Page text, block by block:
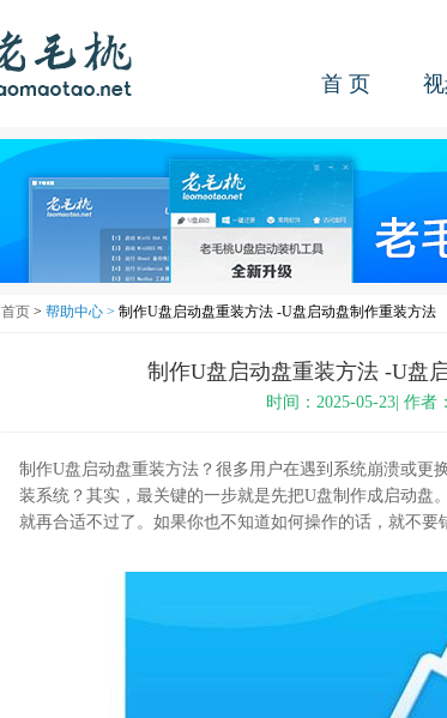
首 页
首页 > 帮助中心 > 制作U盘启动盘重装方法 -U盘启动盘制作重装方法
制作U盘启动盘重装方法 -U盘
时间：2025-05-23| 作者
制作U盘启动盘重装方法？很多用户在遇到系统崩溃或更
装系统？其实，最关键的一步就是先把U盘制作成启动盘
就再合适不过了。如果你也不知道如何操作的话，就不要